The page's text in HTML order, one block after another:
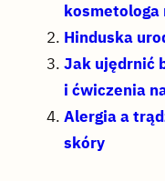
kosmetologa
Hinduska
Jak ujędrnić
i ćwiczenia
Alergia a
skóry